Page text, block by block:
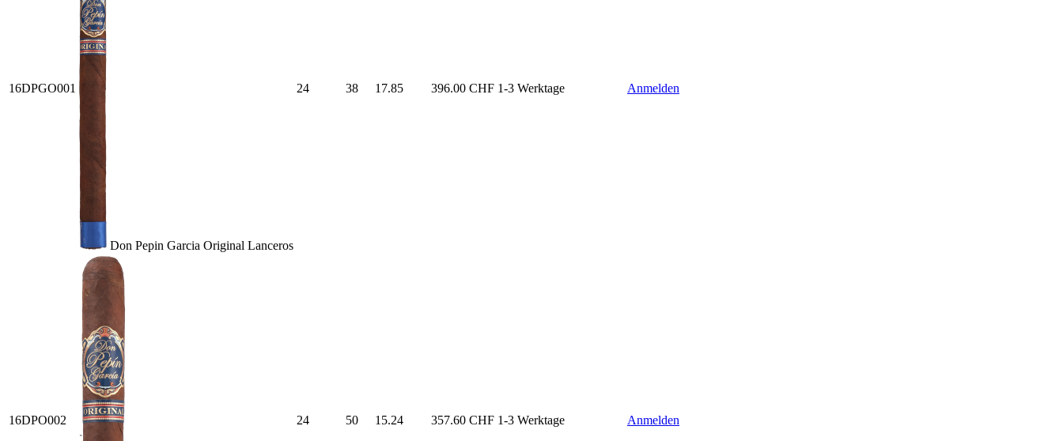
16DPGO001
Don Pepin Garcia Original Lanceros
24 38 17.85 396.00 CHF 1-3 Werktage Anmelden
16DPO002 24 50 15.24 357.60 CHF 1-3 Werktage Anmelden